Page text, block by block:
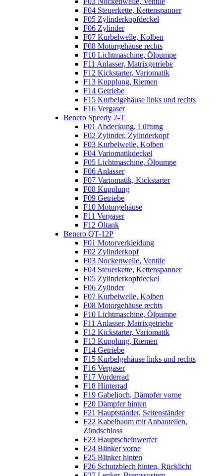
F04 Steuerkette, Kettenspanner
F05 Zylinderkopfdeckel
F06 Zylinder
F07 Kurbelwelle, Kolben
F08 Motorgehäuse rechts
F10 Lichtmaschine, Ölpumpe
F11 Anlasser, Matrixgetriebe
F12 Kickstarter, Variomatik
F13 Kupplung, Riemen
F14 Getriebe
F15 Kurbelgehäuse links und rechts
F16 Vergaser
Benero Speedy 2-T
F01 Abdeckung, Lüftung
F02 Zylinder, Zylinderkopf
F03 Kurbelwelle, Kolben
F04 Variomatikdeckel
F05 Lichtmaschine, Ölpumpe
F06 Anlasser
F07 Variomatik, Kickstarter
F08 Kupplung
F09 Getriebe
F10 Motorgehäuse
F11 Vergaser
F12 Öltank
Benero QT-12P
F01 Motorverkleidung
F02 Zylinderkopf
F03 Nockenwelle, Ventile
F04 Steuerkette, Kettenspanner
F05 Zylinderkopfdeckel
F06 Zylinder
F07 Kurbelwelle, Kolben
F08 Motorgehäuse rechts
F10 Lichtmaschine, Ölpumpe
F11 Anlasser, Matrixgetriebe
F12 Kickstarter, Variomatik
F13 Kupplung, Riemen
F14 Getriebe
F15 Kurbelgehäuse links und rechts
F16 Vergaser
F17 Vorderrad
F18 Hinterrad
F19 Gabeljoch, Dämpfer vorne
F20 Dämpfer hinten
F21 Hauptständer, Seitenständer
F22 Kabelbaum mit Anbauteilen,
Zündschloss
F23 Hauptscheinwerfer
F24 Blinker vorne
F25 Blinker hinten
F26 Schutzblech hinten, Rücklicht